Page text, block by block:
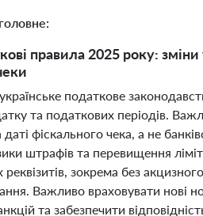
правила 2025 року:
податкове
та податкових періодів.
даті фіскального чека, а не
штрафів та перевищення
реквізитів, зокрема без
Важливо враховувати нові
та забезпечити